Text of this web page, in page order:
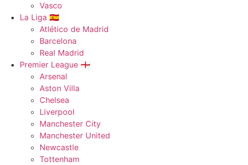
Vasco
La Liga 🇪🇸
Atlético de Madrid
Barcelona
Real Madrid
Premier League 🏴󠁧󠁢󠁥󠁮󠁧󠁿
Arsenal
Aston Villa
Chelsea
Liverpool
Manchester City
Manchester United
Newcastle
Tottenham